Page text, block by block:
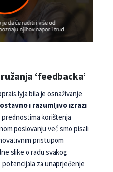
‘feedbacka’
bila je osna­živanje
i razu­mljivo izrazi
prednostima korištenja
poslovanju već smo pisali
pristupom
slike o radu svakog
za unaprjeđenje.